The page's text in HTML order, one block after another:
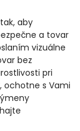
aby
a tovar
vizuálne
bez
pri
ochotne s Vami